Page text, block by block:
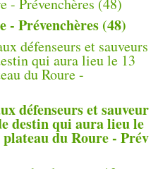
- Prévenchères (48)
défenseurs et sauveur
destin qui aura lieu le
du Roure - Prév